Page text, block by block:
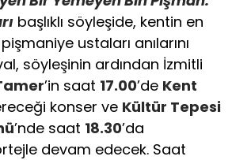
başlıklı söyleşide, kentin en
ustaları anılarını
söyleşinin ardından İzmitli
’in saat 17.00’de Kent
konser ve Kültür Tepesi
’nde saat 18.30’da
devam edecek. Saat